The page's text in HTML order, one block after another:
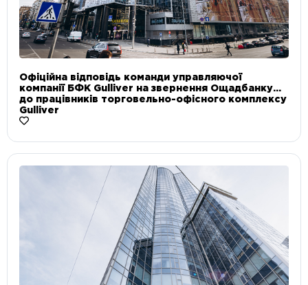
Офіційна відповідь команди управляючої
компанії БФК Gulliver на звернення Ощадбанку
до працівників торговельно-офісного комплексу
Gulliver